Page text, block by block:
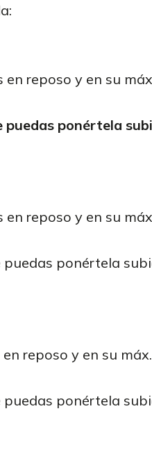
reposo y en su
ponértela
reposo y en su
ponértela
reposo y en su
ponértela